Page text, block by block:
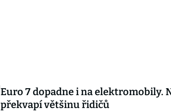
Euro 7 dopadne i na elektromobily.
překvapí většinu řidičů